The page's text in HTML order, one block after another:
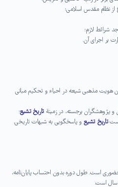
نظام مقدس اسلامی؛
شرائط لازم؛
بر اجرای آن.
هویت مذهبى شیعه در احیاء و تحكیم مبانى
پژوهشگران برجسته، در زمینة تاریخ تشیع؛
تاریخ تشیعو پاسخگویى به شبهات تاریخى.
است. طول دوره بدون احتساب پایان‌نامه،
است.